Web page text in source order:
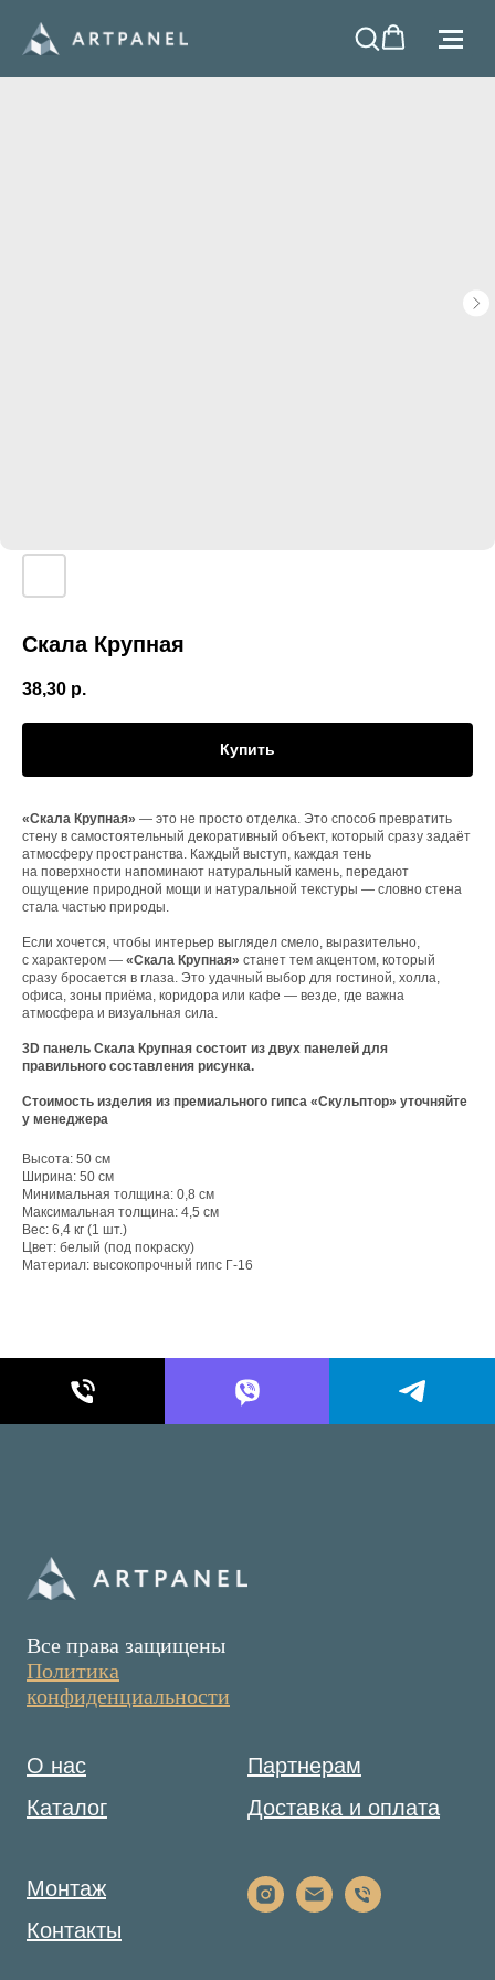
Скала Крупная
38,30 р.
Купить
«Скала Крупная» — это не просто отделка. Это способ превратить
стену в самостоятельный декоративный объект, который сразу задаёт
атмосферу пространства. Каждый выступ, каждая тень
на поверхности напоминают натуральный камень, передают
ощущение природной мощи и натуральной текстуры — словно стена
стала частью природы.
Если хочется, чтобы интерьер выглядел смело, выразительно,
с характером — «Скала Крупная» станет тем акцентом, который
сразу бросается в глаза. Это удачный выбор для гостиной, холла,
офиса, зоны приёма, коридора или кафе — везде, где важна
атмосфера и визуальная сила.
3D панель Скала Крупная состоит из двух панелей для
правильного составления рисунка.
Стоимость изделия из премиального гипса «Скульптор» уточняйте
у менеджера
Высота: 50 см
Ширина: 50 см
Минимальная толщина: 0,8 см
Максимальная толщина: 4,5 см
Вес: 6,4 кг (1 шт.)
Цвет: белый (под покраску)
Материал: высокопрочный гипс Г-16
Все права защищены
Политика
конфиденциальности
О нас
Каталог
Партнерам
Доставка и оплата
Монтаж
Контакты